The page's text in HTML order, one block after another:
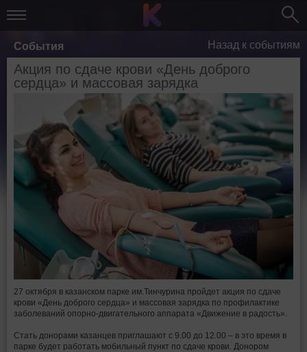
События Назад к событиям
Акция по сдаче крови «День доброго
сердца» и массовая зарядка
27 октября в казанском парке им.Тинчурина пройдет акция по сдаче
крови «День доброго сердца» и массовая зарядка по профилактике
заболеваний опорно-двигательного аппарата «Движение в радость».
Стать донорами казанцев приглашают с 9.00 до 12.00 – в это время в
парке будет работать мобильный пункт по сдаче крови. Донором